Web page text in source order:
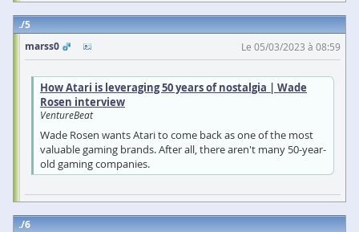
5
marss0
Le 05/03/2023 à 08:59
How Atari is leveraging 50 years of nostalgia | Wade
Rosen interview
VentureBeat
Wade Rosen wants Atari to come back as one of the most
valuable gaming brands. After all, there aren't many 50-year-
old gaming companies.
6